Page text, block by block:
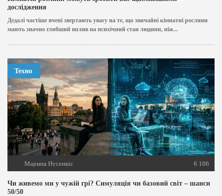
дослідження
Дедалі частіше вчені звертають увагу на те, що звичайні кімнатні рослини
мають значно глибший вплив на психічний стан людини, ніж...
Техно
Марина Нусенкіс 6 106
Чи живемо ми у чужій грі? Симуляція чи базовий світ – шанси
50/50